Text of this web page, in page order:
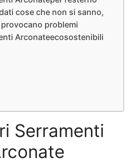
cose che non si sanno,
problemi
Arconateecosostenibili
Serramenti